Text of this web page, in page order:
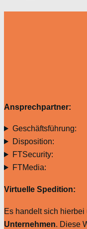
Ansprechpartner:
Geschäftsführung:
Disposition:
FTSecurity:
FTMedia:
Virtuelle Spedition:
Es handelt sich hierbei
Unternehmen. Diese